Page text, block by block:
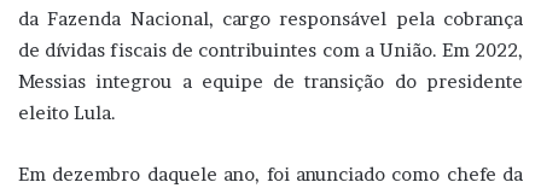
da Fazenda Nacional, cargo responsável pela cobrança
de dívidas fiscais de contribuintes com a União. Em 2022,
Messias integrou a equipe de transição do presidente
eleito Lula.
Em dezembro daquele ano, foi anunciado como chefe da